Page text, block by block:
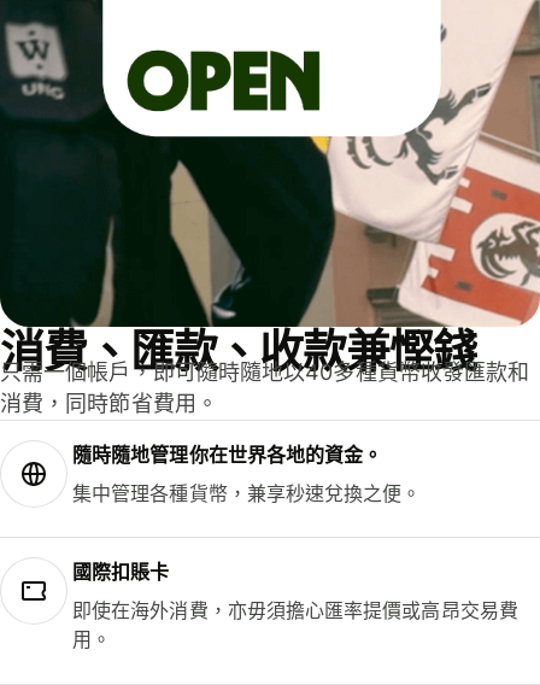
消費、匯款、收款兼慳錢
只需一個帳戶，即可隨時隨地以40多種貨幣收發匯款和
消費，同時節省費用。
隨時隨地管理你在世界各地的資金。
集中管理各種貨幣，兼享秒速兌換之便。
國際扣賬卡
即使在海外消費，亦毋須擔心匯率提價或高昂交易費
用。